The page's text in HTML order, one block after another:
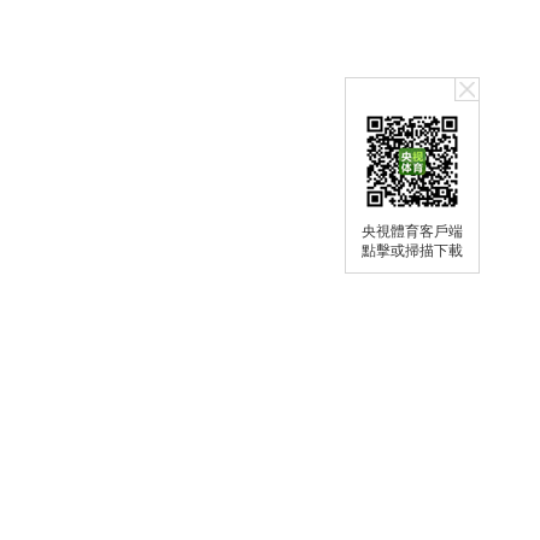
央視體育客戶端
點擊或掃描下載